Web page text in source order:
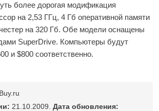
более дорогая модификация
на 2,53 ГГц, 4 Гб оперативной памяти
на 320 Гб. Обе модели оснащены
SuperDrive. Компьютеры будут
и $800 соответственно.
21.10.2009. Дата обновления: